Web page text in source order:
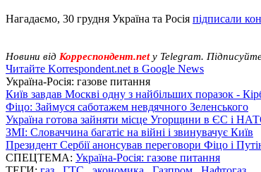
Нагадаємо, 30 грудня Україна та Росія підписали
Новини від Корреспондент.netу Telegram.
Читайте Korrespondent.net в Google News
Україна-Росія: газове питання
Київ завдав Москві одну з найбільших поразок -
Фіцо: Займуся саботажем невдячного Зеленського
Україна готова зайняти місце Угорщини в ЄС і
ЗМІ: Словаччина багатіє на війні і звинувачує Київ
Президент Сербії анонсував переговори Фіцо і
СПЕЦТЕМА: Україна-Росія: газове питання